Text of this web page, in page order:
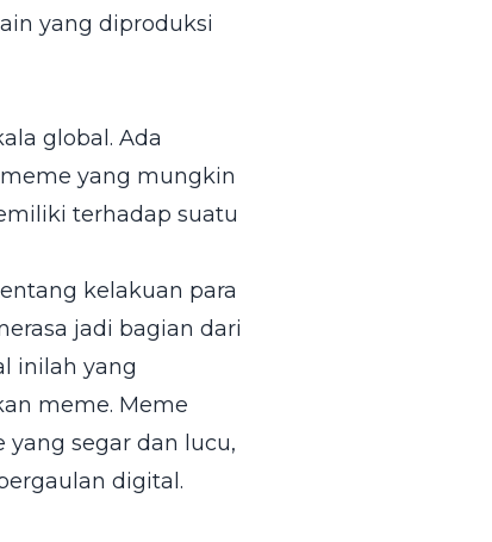
yang diproduksi
global. Ada
yang mungkin
terhadap suatu
kelakuan para
jadi bagian dari
inilah yang
meme. Meme
segar dan lucu,
digital.